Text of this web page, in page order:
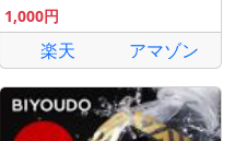
1,000円
楽天 アマゾン